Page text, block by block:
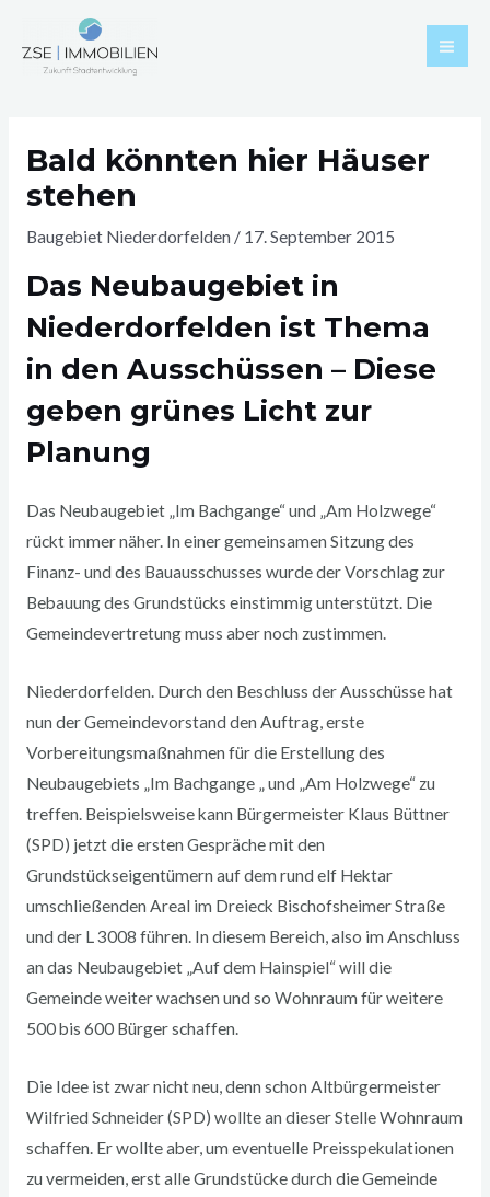
Inhalt
springen
Bald könnten hier Häuser
stehen
Baugebiet Niederdorfelden / 17. September 2015
Das Neubaugebiet in
Niederdorfelden ist Thema
in den Ausschüssen – Diese
geben grünes Licht zur
Planung
Das Neubaugebiet „Im Bachgange“ und „Am Holzwege“
rückt immer näher. In einer gemeinsamen Sitzung des
Finanz- und des Bauausschusses wurde der Vorschlag zur
Bebauung des Grundstücks einstimmig unterstützt. Die
Gemeindevertretung muss aber noch zustimmen.
Niederdorfelden. Durch den Beschluss der Ausschüsse hat
nun der Gemeindevorstand den Auftrag, erste
Vorbereitungsmaßnahmen für die Erstellung des
Neubaugebiets „Im Bachgange „ und „Am Holzwege“ zu
treffen. Beispielsweise kann Bürgermeister Klaus Büttner
(SPD) jetzt die ersten Gespräche mit den
Grundstückseigentümern auf dem rund elf Hektar
umschließenden Areal im Dreieck Bischofsheimer Straße
und der L 3008 führen. In diesem Bereich, also im Anschluss
an das Neubaugebiet „Auf dem Hainspiel“ will die
Gemeinde weiter wachsen und so Wohnraum für weitere
500 bis 600 Bürger schaffen.
Die Idee ist zwar nicht neu, denn schon Altbürgermeister
Wilfried Schneider (SPD) wollte an dieser Stelle Wohnraum
schaffen. Er wollte aber, um eventuelle Preisspekulationen
zu vermeiden, erst alle Grundstücke durch die Gemeinde